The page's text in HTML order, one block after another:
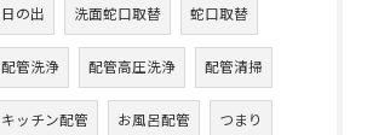
日の出 洗面蛇口取替 蛇口取替
配管洗浄 配管高圧洗浄 配管清掃
キッチン配管 お風呂配管 つまり